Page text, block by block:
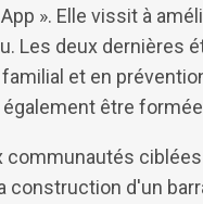
». Elle vissit à
Les deux dernières
familial et en
être
communautés
construction d'un